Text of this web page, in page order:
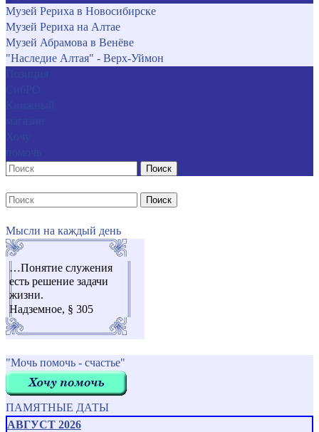
Музей Рериха в Новосибирске
Музей Рериха на Алтае
Музей Абрамова в Венёве
"Наследие Алтая" - Верх-Уймон
Поиск
Поиск
Мысли на каждый день
…Понятие служения
есть решение задачи
жизни.
Надземное, § 305
"Мочь помочь - счастье"
ПАМЯТНЫЕ ДАТЫ
АВГУСТ 2026